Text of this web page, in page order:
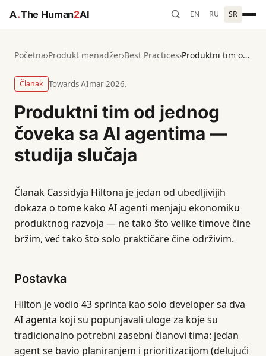
A.The Human2AI EN RU SR
Početna›Produkt menadžer›Best Practices› Produktni tim od jednog čoveka sa AI agentima — studija slučaja
Članak Towards AImar 2026.
Produktni tim od jednog
čoveka sa AI agentima —
studija slučaja
Članak Cassidyja Hiltona je jedan od ubedljivijih
dokaza o tome kako AI agenti menjaju ekonomiku
produktnog razvoja — ne tako što velike timove čine
bržim, već tako što solo praktičare čine održivim.
Postavka
Hilton je vodio 43 sprinta kao solo developer sa dva
AI agenta koji su popunjavali uloge za koje su
tradicionalno potrebni zasebni članovi tima: jedan
agent se bavio planiranjem i prioritizacijom (delujući